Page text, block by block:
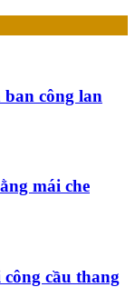
công lan
mái che
cầu thang